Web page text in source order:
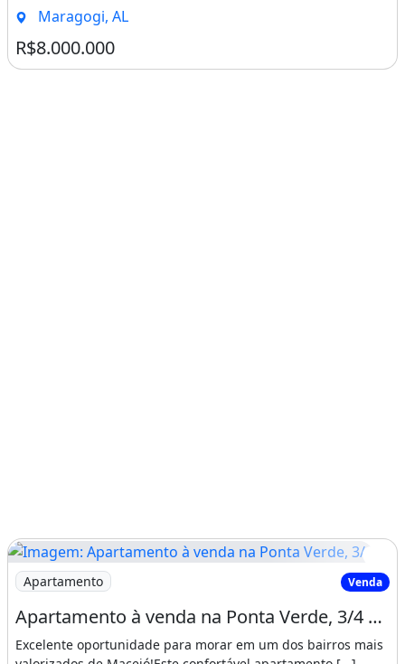
Maragogi, AL
R$8.000.000
Imagem: Apartamento à venda na Ponta Verde, 3/4
Apartamento Venda
Apartamento à venda na Ponta Verde, 3/4 sendo 1 suíte, 87m2, R$ 660.000,00
Excelente oportunidade para morar em um dos bairros mais